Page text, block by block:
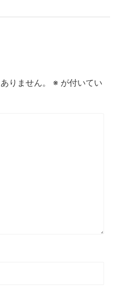
りません。 ※ が付いてい